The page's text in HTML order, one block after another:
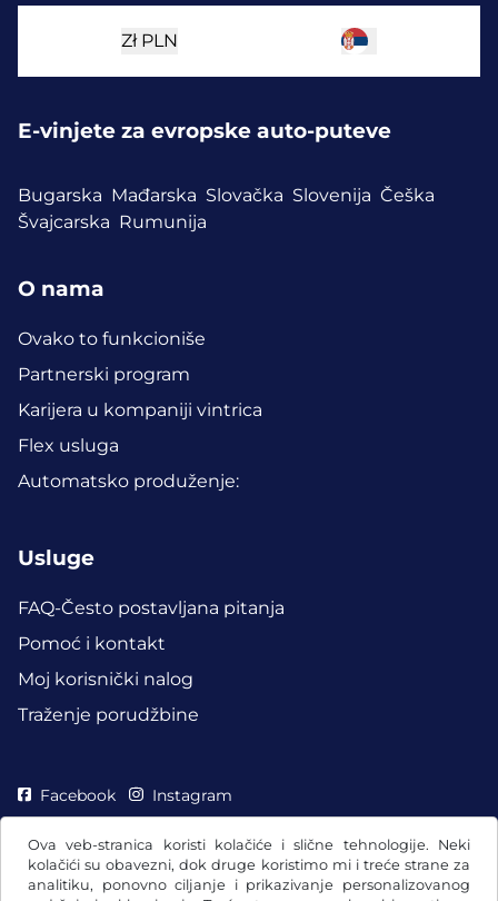
Ova veb-stranica koristi kolačiće i slične tehnologije. Neki
kolačići su obavezni, dok druge koristimo mi i treće strane za
analitiku, ponovno ciljanje i prikazivanje personalizovanog
Zł PLN
E-vinjete za evropske auto-puteve
Bugarska Mađarska Slovačka Slovenija Češka
Švajcarska Rumunija
O nama
Ovako to funkcioniše
Partnerski program
Karijera u kompaniji vintrica
Flex usluga
Automatsko produženje:
Usluge
FAQ-Često postavljana pitanja
Pomoć i kontakt
Moj korisnički nalog
Traženje porudžbine
Facebook Instagram